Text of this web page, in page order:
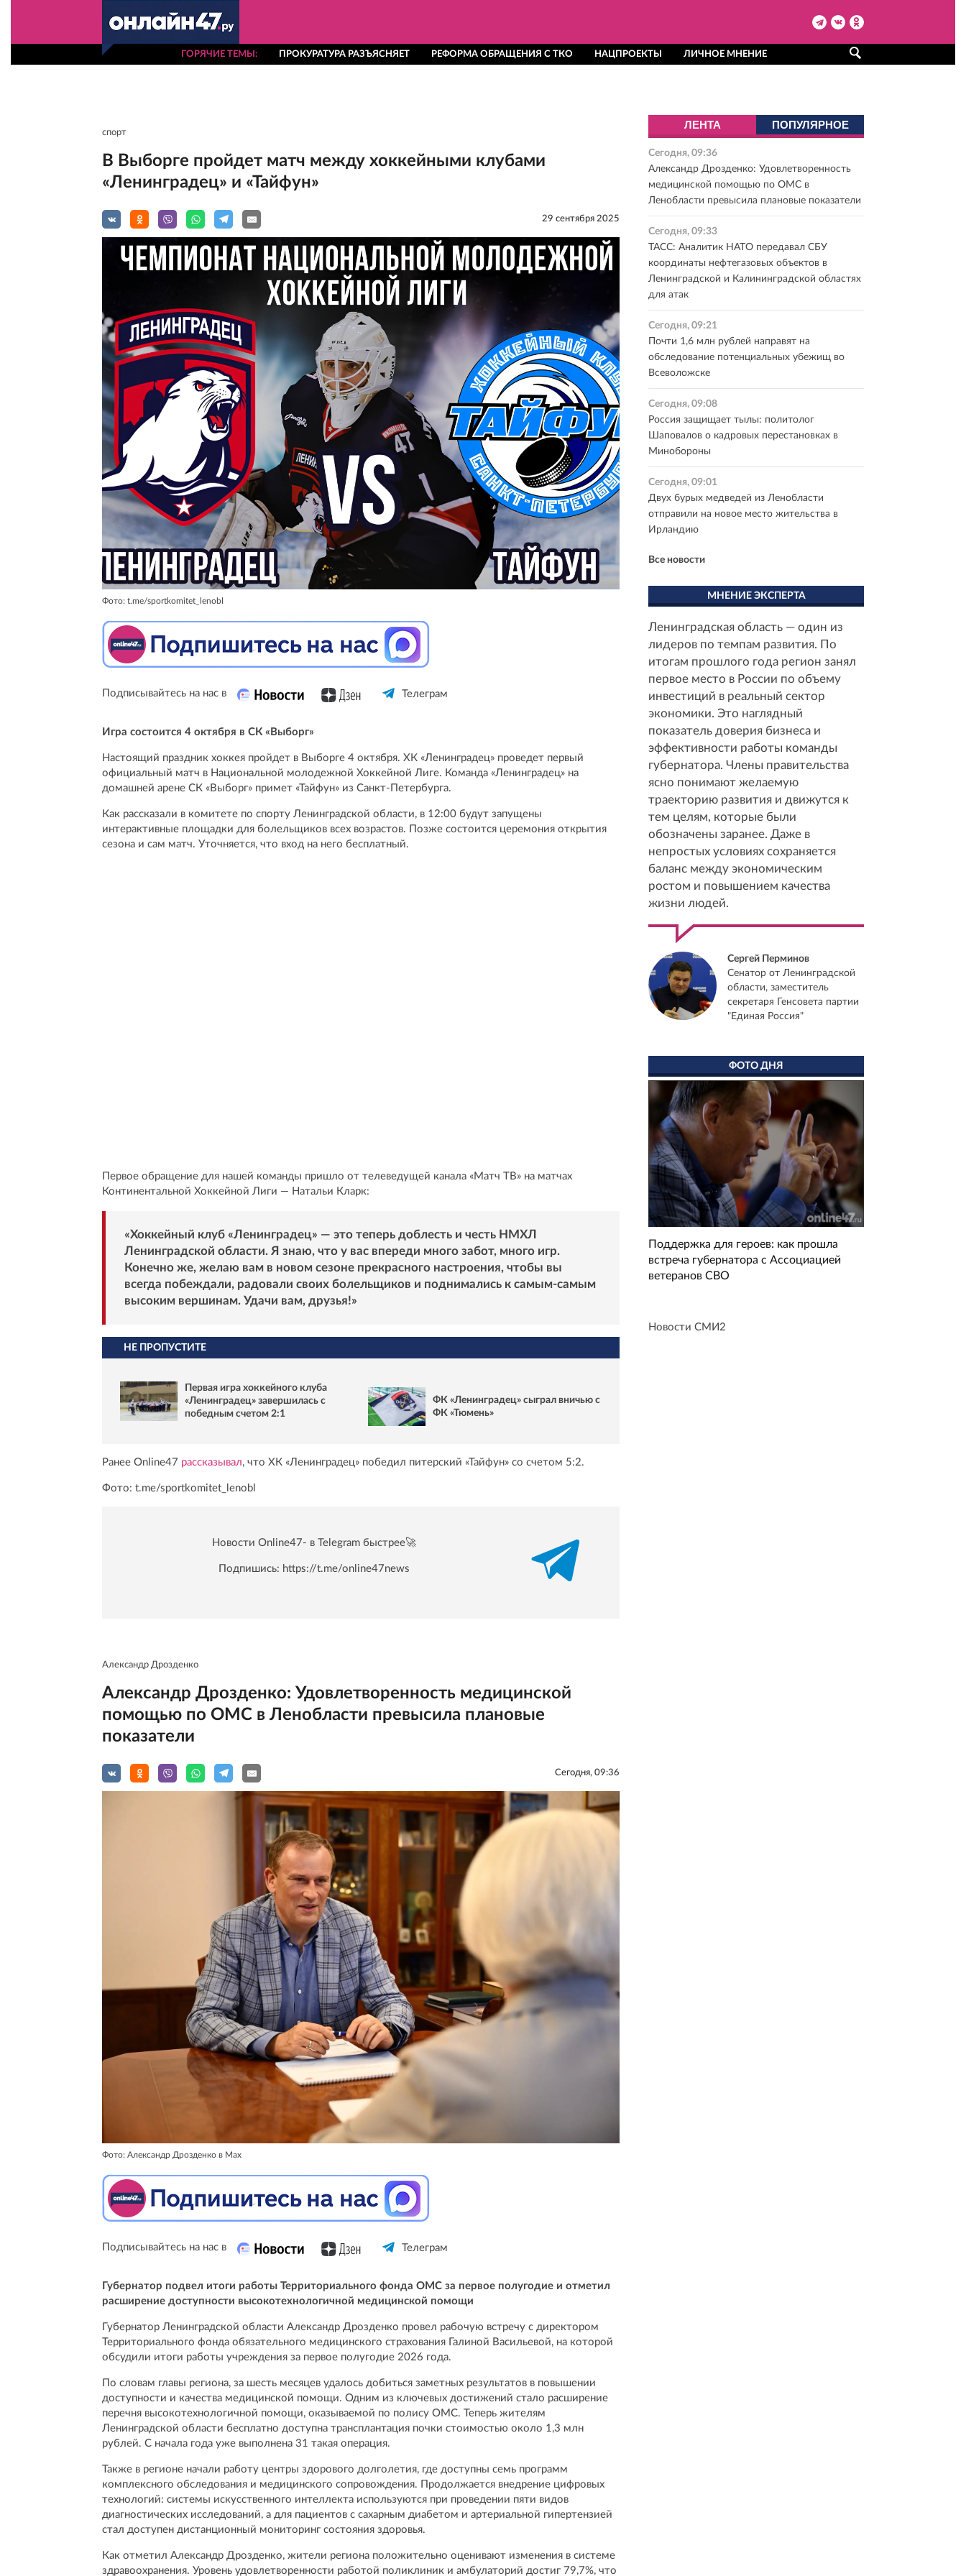
ГОРЯЧИЕ ТЕМЫ ПРОКУРАТУРА РАЗЪЯСНЯЕТ РЕФОРМА ОБРАЩЕНИЯ С ТКО НАЦПРОЕКТЫ ЛИЧНОЕ МНЕНИЕ
спорт
В Выборге пройдет матч между хоккейными клубами
«Ленинградец» и «Тайфун»
29 сентября 2025
Фото: t.me/sportkomitet_lenobl
Подписывайтесь на нас в Телеграм
Игра состоится 4 октября в СК «Выборг»
Настоящий праздник хоккея пройдет в Выборге 4 октября. ХК «Ленинградец» проведет первый
официальный матч в Национальной молодежной Хоккейной Лиге. Команда «Ленинградец» на
домашней арене СК «Выборг» примет «Тайфун» из Санкт-Петербурга.
Как рассказали в комитете по спорту Ленинградской области, в 12:00 будут запущены
интерактивные площадки для болельщиков всех возрастов. Позже состоится церемония открытия
сезона и сам матч. Уточняется, что вход на него бесплатный.
Первое обращение для нашей команды пришло от телеведущей канала «Матч ТВ» на матчах
Континентальной Хоккейной Лиги — Натальи Кларк:
«Хоккейный клуб «Ленинградец» — это теперь доблесть и честь НМХЛ
Ленинградской области. Я знаю, что у вас впереди много забот, много игр.
Конечно же, желаю вам в новом сезоне прекрасного настроения, чтобы вы
всегда побеждали, радовали своих болельщиков и поднимались к самым-самым
высоким вершинам. Удачи вам, друзья!»
НЕ ПРОПУСТИТЕ
Первая игра хоккейного клуба
«Ленинградец» завершилась с
победным счетом 2:1
ФК «Ленинградец» сыграл вничью с
ФК «Тюмень»
Ранее Online47 рассказывал, что ХК «Ленинградец» победил питерский «Тайфун» со счетом 5:2.
Фото: t.me/sportkomitet_lenobl
Новости Online47- в Telegram быстрее🚀
Подпишись: https://t.me/online47news
Александр Дрозденко
Александр Дрозденко: Удовлетворенность медицинской
помощью по ОМС в Ленобласти превысила плановые
показатели
Сегодня, 09:36
Фото: Александр Дрозденко в Max
Подписывайтесь на нас в Телеграм
Губернатор подвел итоги работы Территориального фонда ОМС за первое полугодие и отметил
расширение доступности высокотехнологичной медицинской помощи
Губернатор Ленинградской области Александр Дрозденко провел рабочую встречу с директором
Территориального фонда обязательного медицинского страхования Галиной Васильевой, на которой
обсудили итоги работы учреждения за первое полугодие 2026 года.
По словам главы региона, за шесть месяцев удалось добиться заметных результатов в повышении
доступности и качества медицинской помощи. Одним из ключевых достижений стало расширение
перечня высокотехнологичной помощи, оказываемой по полису ОМС. Теперь жителям
Ленинградской области бесплатно доступна трансплантация почки стоимостью около 1,3 млн
рублей. С начала года уже выполнена 31 такая операция.
Также в регионе начали работу центры здорового долголетия, где доступны семь программ
комплексного обследования и медицинского сопровождения. Продолжается внедрение цифровых
технологий: системы искусственного интеллекта используются при проведении пяти видов
диагностических исследований, а для пациентов с сахарным диабетом и артериальной гипертензией
стал доступен дистанционный мониторинг состояния здоровья.
Как отметил Александр Дрозденко, жители региона положительно оценивают изменения в системе
здравоохранения. Уровень удовлетворенности работой поликлиник и амбулаторий достиг 79,7%, что
ЛЕНТА ПОПУЛЯРНОЕ
Сегодня, 09:36
Александр Дрозденко: Удовлетворенность
медицинской помощью по ОМС в
Ленобласти превысила плановые показатели
Сегодня, 09:33
ТАСС: Аналитик НАТО передавал СБУ
координаты нефтегазовых объектов в
Ленинградской и Калининградской областях
для атак
Сегодня, 09:21
Почти 1,6 млн рублей направят на
обследование потенциальных убежищ во
Всеволожске
Сегодня, 09:08
Россия защищает тылы: политолог
Шаповалов о кадровых перестановках в
Минобороны
Сегодня, 09:01
Двух бурых медведей из Ленобласти
отправили на новое место жительства в
Ирландию
Все новости
МНЕНИЕ ЭКСПЕРТА
Ленинградская область — один из
лидеров по темпам развития. По
итогам прошлого года регион занял
первое место в России по объему
инвестиций в реальный сектор
экономики. Это наглядный
показатель доверия бизнеса и
эффективности работы команды
губернатора. Члены правительства
ясно понимают желаемую
траекторию развития и движутся к
тем целям, которые были
обозначены заранее. Даже в
непростых условиях сохраняется
баланс между экономическим
ростом и повышением качества
жизни людей.
Сергей Перминов
Сенатор от Ленинградской
области, заместитель
секретаря Генсовета партии
"Единая Россия"
ФОТО ДНЯ
Поддержка для героев: как прошла
встреча губернатора с Ассоциацией
ветеранов СВО
Новости СМИ2